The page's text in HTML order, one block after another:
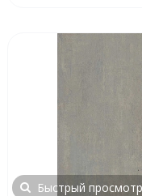
Быстрый просмотр